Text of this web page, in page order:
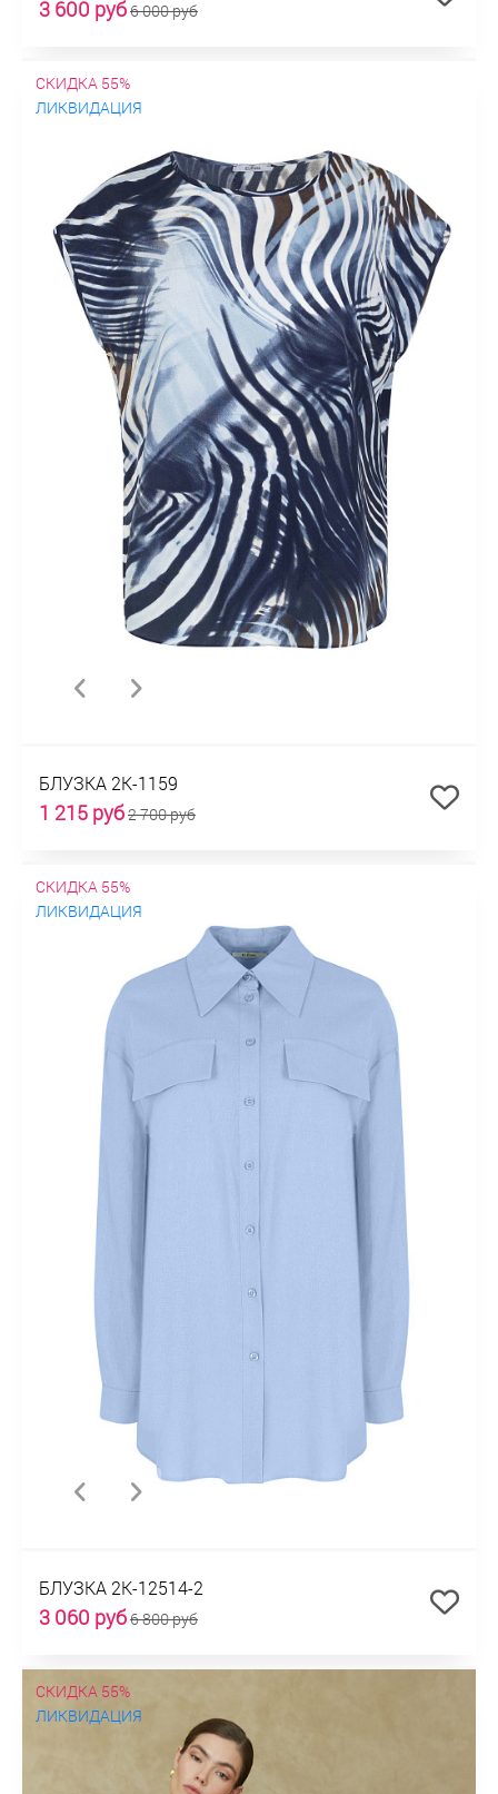
3 600 руб6 000 руб
СКИДКА 55%
ЛИКВИДАЦИЯ
БЛУЗКА 2К-1159
1 215 руб2 700 руб
СКИДКА 55%
ЛИКВИДАЦИЯ
БЛУЗКА 2К-12514-2
3 060 руб6 800 руб
СКИДКА 55%
ЛИКВИДАЦИЯ